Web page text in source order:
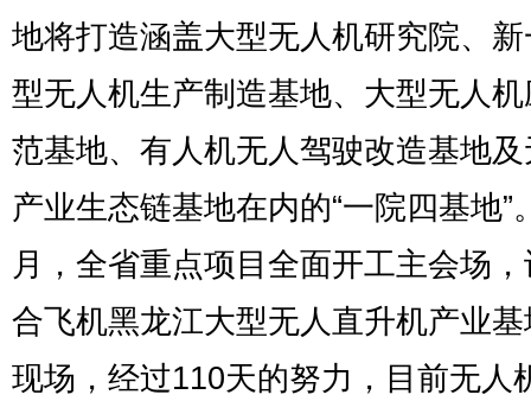
地将打造涵盖大型无人机研究院、
型无人机生产制造基地、大型无人
范基地、有人机无人驾驶改造基地
产业生态链基地在内的“一院四基地”
月，全省重点项目全面开工主会场
合飞机黑龙江大型无人直升机产业
现场，经过110天的努力，目前无人